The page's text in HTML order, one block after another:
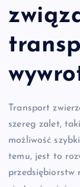
Transport
szereg zalet,
możliwość
temu, jest to
przedsiębiorstw